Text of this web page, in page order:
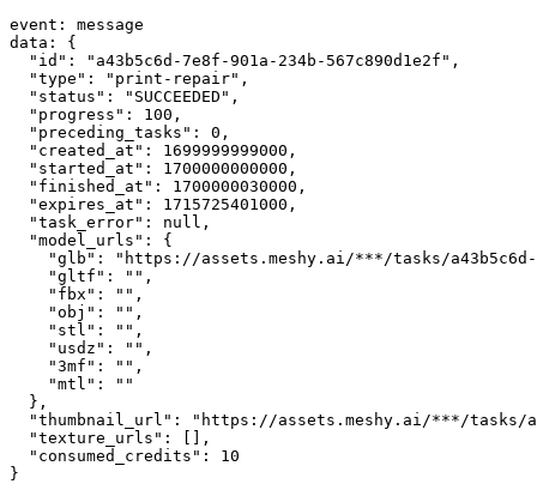
event :
message
data :
{
"id" : "a43b5c6d-7e8f-901a-234b-567c890d1e2f" ,
"type" : "print-repair" ,
"status" : "SUCCEEDED" ,
"progress" : 100 ,
"preceding_tasks" : 0 ,
"created_at" : 1699999999000 ,
"started_at" : 1700000000000 ,
"finished_at" : 1700000030000 ,
"expires_at" : 1715725401000 ,
"task_error" : null ,
"model_urls" : {
"glb" :
"https://assets.meshy.ai/***/tasks/a43b5c6d-
"gltf" : "" ,
"fbx" : "" ,
"obj" : "" ,
"stl" : "" ,
"usdz" : "" ,
"3mf" : "" ,
"mtl" :
""
  }
,
"thumbnail_url" :
"https://assets.meshy.ai/***/tasks/
"texture_urls" : []
,
"consumed_credits" : 10
}